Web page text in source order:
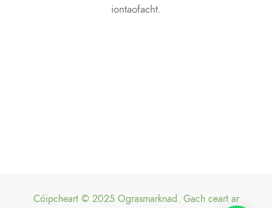
iontaofacht.
Cóipcheart © 2025 Ograsmarknad. Gach ceart ar